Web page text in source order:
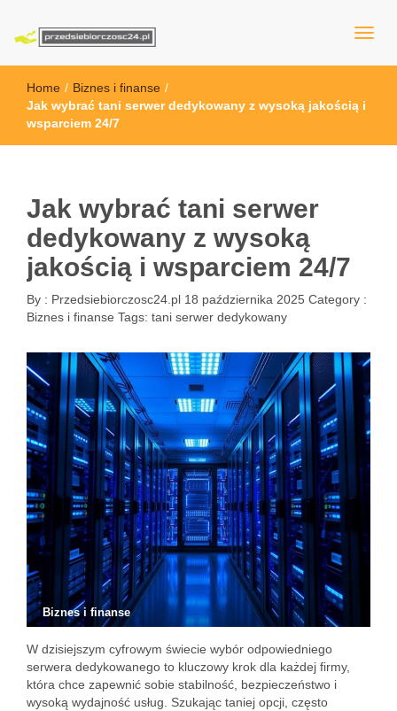
przedsiebiorczosc24.pl
Home / Biznes i finanse /
Jak wybrać tani serwer dedykowany z wysoką jakością i
wsparciem 24/7
Jak wybrać tani serwer
dedykowany z wysoką
jakością i wsparciem 24/7
By : Przedsiebiorczosc24.pl 18 października 2025 Category :
Biznes i finanse Tags: tani serwer dedykowany
Biznes i finanse
W dzisiejszym cyfrowym świecie wybór odpowiedniego
serwera dedykowanego to kluczowy krok dla każdej firmy,
która chce zapewnić sobie stabilność, bezpieczeństwo i
wysoką wydajność usług. Szukając taniej opcji, często